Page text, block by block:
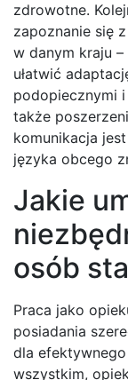
zdrowotne.
zapoznanie się
w danym kraju
ułatwić
podopiecznymi
także
komunikacja
języka obcego
Jakie
osób
Praca jako
posiadania
dla
wszystkim,